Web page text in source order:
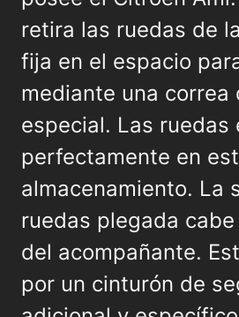
retira las ruedas de
fija en el espacio
mediante una correa
especial. Las ruedas
perfectamente en
almacenamiento. La
ruedas plegada
del acompañante.
por un cinturón de